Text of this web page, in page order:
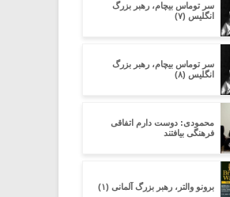
سر توماس بیچام، رهبر بزرگ
انگلیس (۷)
سر توماس بیچام، رهبر بزرگ
انگلیس (۸)
محمودی: دوست دارم اتفاقی
فرهنگی بیافتند
برونو والتر، رهبر بزرگ آلمانی (۱)